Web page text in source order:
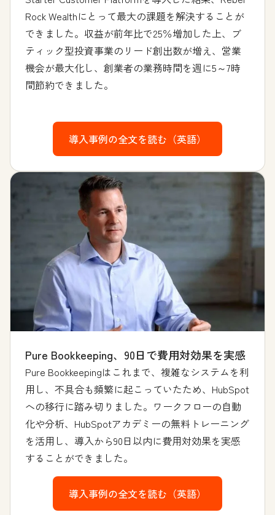
Rock Wealthにとって最大の課題を解決することが
できました。収益が前年比で25％増加した上、ブ
ティック型投資事業のリード創出数が増え、営業
機会が最大化し、創業者の業務時間を週に5～7時
間節約できました。
導入事例の全文を読む（英語）
Pure Bookkeeping、90日で費用対効果を実感
Pure Bookkeepingはこれまで、複雑なシステムを利
用し、不具合も頻繁に起こっていたため、HubSpot
への移行に踏み切りました。ワークフローの自動
化や分析、HubSpotアカデミーの無料トレーニング
を活用し、導入から90日以内に費用対効果を実感
することができました。
導入事例の全文を読む（英語）